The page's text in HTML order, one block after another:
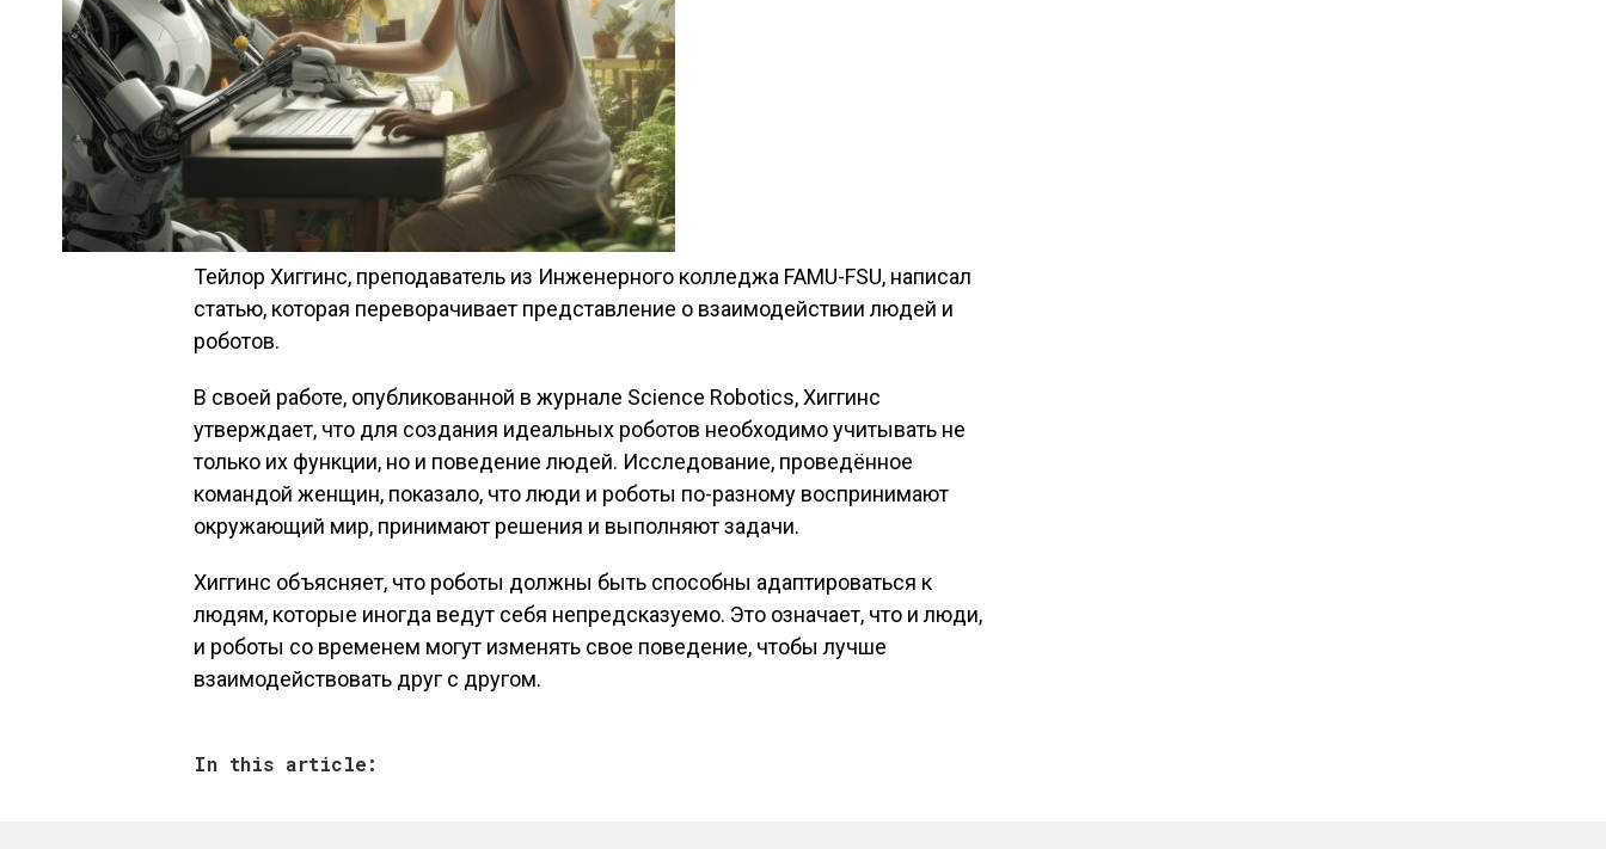
Тейлор Хиггинс, преподаватель из Инженерного колледжа FAMU-FSU, написал
статью, которая переворачивает представление о взаимодействии людей и
роботов.
В своей работе, опубликованной в журнале Science Robotics, Хиггинс
утверждает, что для создания идеальных роботов необходимо учитывать не
только их функции, но и поведение людей. Исследование, проведённое
командой женщин, показало, что люди и роботы по-разному воспринимают
окружающий мир, принимают решения и выполняют задачи.
Хиггинс объясняет, что роботы должны быть способны адаптироваться к
людям, которые иногда ведут себя непредсказуемо. Это означает, что и люди,
и роботы со временем могут изменять свое поведение, чтобы лучше
взаимодействовать друг с другом.
In this article: